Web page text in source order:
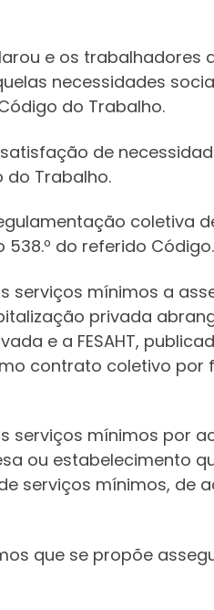
e os trabalhadores
necessidades
do Trabalho.
de
Trabalho.
coletiva
do referido Código.
serviços mínimos a
privada
e a FESAHT,
contrato coletivo por
serviços mínimos por
ou estabelecimento
serviços mínimos, de
que se propõe